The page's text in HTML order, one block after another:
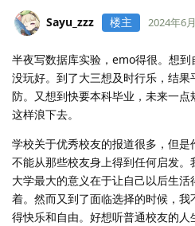
Sayu_zzz 楼主 2024年6
半夜写数据库实验，emo得很。想
没玩好。到了大三想及时行乐，结
防。又想到快要本科毕业，未来一
这样浪下去。
学校关于优秀校友的报道很多，但
不能从那些校友身上得到任何启发
大学最大的意义在于让自己以后生
着。然而又到了面临选择的时候，
得快乐和自由。好想听普通校友的